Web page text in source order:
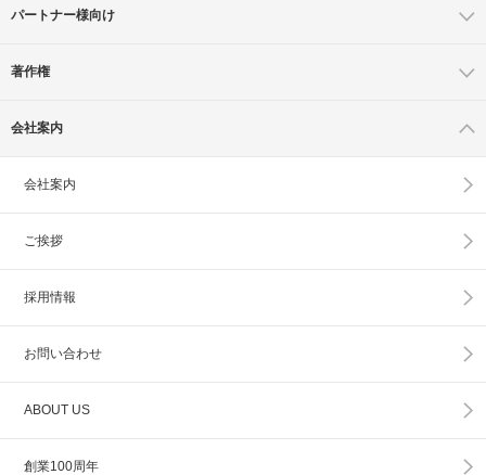
パートナー様向け
著作権
会社案内
会社案内
ご挨拶
採用情報
お問い合わせ
ABOUT US
創業100周年